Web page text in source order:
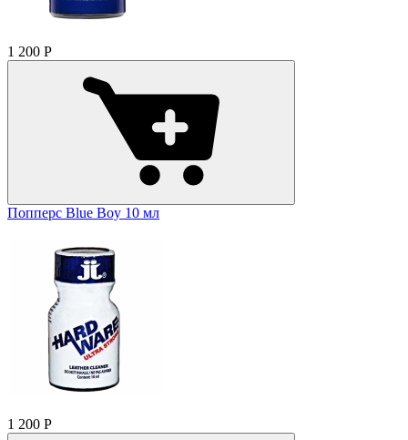
1 200 Р
Попперс Blue Boy 10 мл
1 200 Р